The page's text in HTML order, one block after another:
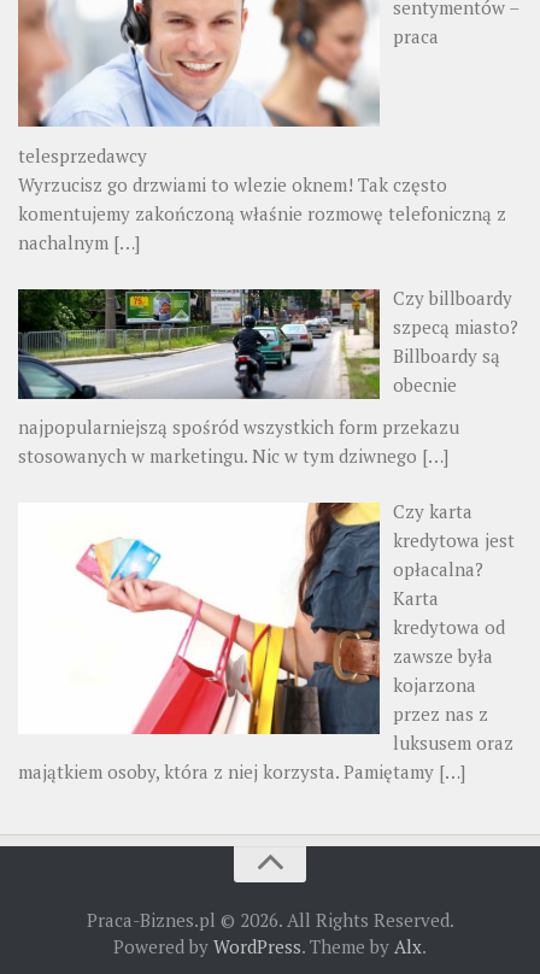
sentymentów –
praca
telesprzedawcy
Wyrzucisz go drzwiami to wlezie oknem! Tak często
komentujemy zakończoną właśnie rozmowę telefoniczną z
nachalnym […]
Czy billboardy
szpecą miasto?
Billboardy są
obecnie
najpopularniejszą spośród wszystkich form przekazu
stosowanych w marketingu. Nic w tym dziwnego […]
Czy karta
kredytowa jest
opłacalna?
Karta
kredytowa od
zawsze była
kojarzona
przez nas z
luksusem oraz
majątkiem osoby, która z niej korzysta. Pamiętamy […]
Praca-Biznes.pl © 2026. All Rights Reserved.
Powered by WordPress. Theme by Alx.